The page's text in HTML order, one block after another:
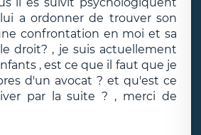
a ordonner de trouver son
confrontation en moi et sa
droit? , je suis actuellement
, est ce que il faut que je
d'un avocat ? et qu'est ce
par la suite ? , merci de